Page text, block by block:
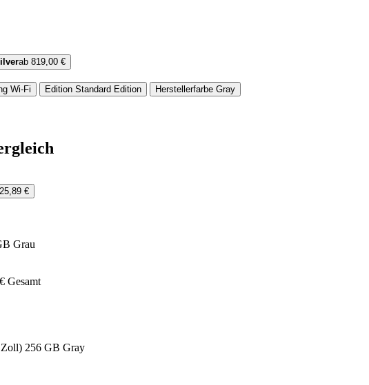
ab 819,00 €
Wi-Fi Edition Standard Edition Herstellerfarbe Gray
€
Grau
Gesamt
Zoll) 256 GB Gray